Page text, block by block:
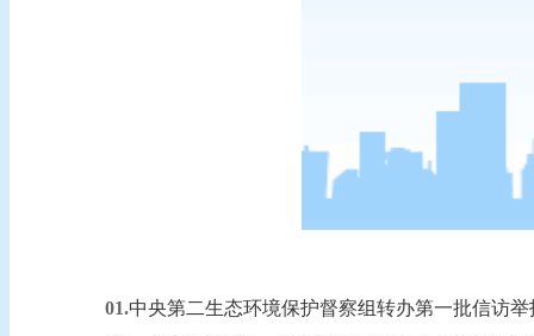
01.中央第二生态环境保护督察组转办第一批信访